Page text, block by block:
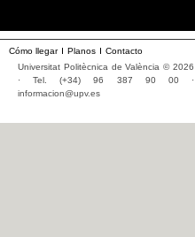
Cómo llegar Planos
Contacto
Universitat Politècnica de València © 2026
· Tel. (+34) 96 387 90 00 ·
informacion@upv.es